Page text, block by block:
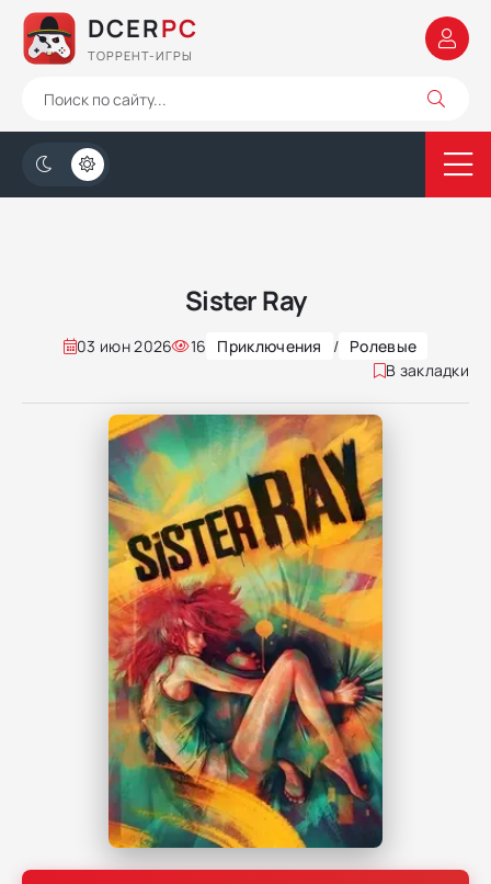
DCERPC
ТОРРЕНТ-ИГРЫ
Sister Ray
03 июн 2026 16 Приключения / Ролевые
В закладки